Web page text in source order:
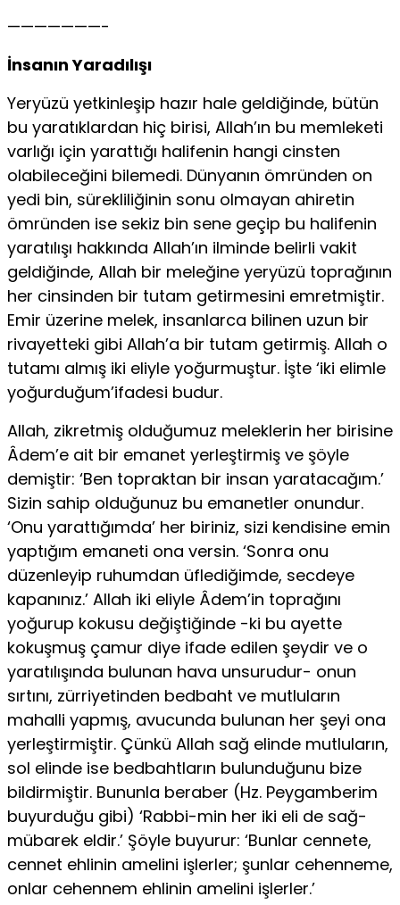
———————-
İnsanın Yaradılışı
Yeryüzü yetkinleşip hazır hale geldiğinde, bütün
bu yaratıklardan hiç birisi, Allah’ın bu memleketi
varlığı için yarattığı halifenin hangi cinsten
olabileceğini bilemedi. Dünyanın ömründen on
yedi bin, sürek­liliğinin sonu olmayan ahiretin
ömründen ise sekiz bin sene geçip bu halifenin
yaratılışı hakkında Allah’ın ilminde belirli vakit
geldiğinde, Al­lah bir meleğine yeryüzü toprağının
her cinsinden bir tutam getirmesi­ni emretmiştir.
Emir üzerine melek, insanlarca bilinen uzun bir
rivayet­teki gibi Allah’a bir tutam getirmiş. Allah o
tutamı almış iki eliyle yo­ğurmuştur. İşte ‘iki elimle
yoğurduğum’ifadesi budur.
Allah, zikretmiş olduğumuz meleklerin her birisine
Âdem’e ait bir emanet yerleştirmiş ve şöyle
demiştir: ‘Ben topraktan bir insan yarataca­ğım.’
Sizin sahip olduğunuz bu emanetler onundur.
‘Onu yarattığımda’ her biriniz, sizi kendisine emin
yaptığım emaneti ona versin. ‘Sonra onu
düzenleyip ruhumdan üflediğimde, secdeye
kapanınız.’ Allah iki eliyle Âdem’in toprağını
yoğurup kokusu değiştiğinde -ki bu ayette
kokuş­muş çamur diye ifade edilen şeydir ve o
yaratılışında bulunan hava un­surudur- onun
sırtını, zürriyetinden bedbaht ve mutluların
mahalli yapmış, avucunda bulunan her şeyi ona
yerleştirmiştir. Çünkü Allah sağ elinde mutluların,
sol elinde ise bedbahtların bulunduğunu bize
bildir­miştir. Bununla beraber (Hz. Peygamberim
buyurduğu gibi) ‘Rabbi-min her iki eli de sağ-
mübarek eldir.’ Şöyle buyurur: ‘Bunlar cennete,
cennet ehlinin amelini işlerler; şunlar cehenneme,
onlar cehennem ehli­nin amelini işlerler.’